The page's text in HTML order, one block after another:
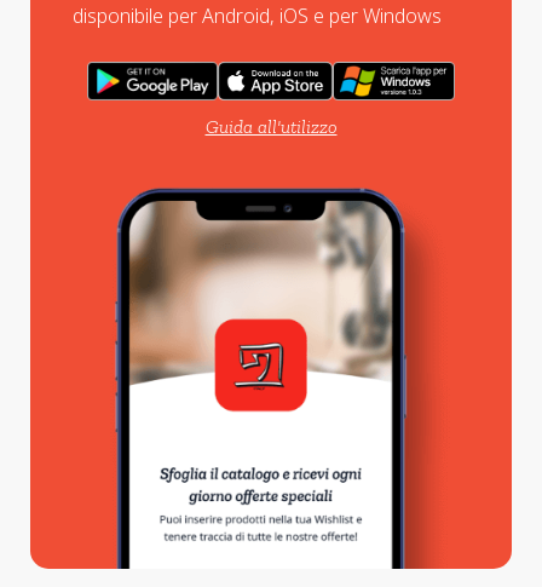
disponibile per Android, iOS e per Windows
Guida all'utilizzo